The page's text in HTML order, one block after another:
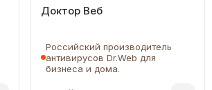
Доктор Веб
Российский производитель
антивирусов Dr.Web для
бизнеса и дома.